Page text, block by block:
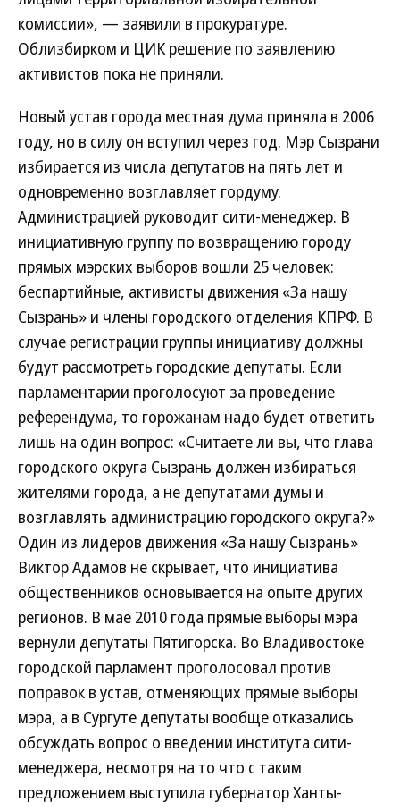
комиссии», — заявили в прокуратуре.
Облизбирком и ЦИК решение по заявлению
активистов пока не приняли.
Новый устав города местная дума приняла в 2006
году, но в силу он вступил через год. Мэр Сызрани
избирается из числа депутатов на пять лет и
одновременно возглавляет гордуму.
Администрацией руководит сити-менеджер. В
инициативную группу по возвращению городу
прямых мэрских выборов вошли 25 человек:
беспартийные, активисты движения «За нашу
Сызрань» и члены городского отделения КПРФ. В
случае регистрации группы инициативу должны
будут рассмотреть городские депутаты. Если
парламентарии проголосуют за проведение
референдума, то горожанам надо будет ответить
лишь на один вопрос: «Считаете ли вы, что глава
городского округа Сызрань должен избираться
жителями города, а не депутатами думы и
возглавлять администрацию городского округа?»
Один из лидеров движения «За нашу Сызрань»
Виктор Адамов не скрывает, что инициатива
общественников основывается на опыте других
регионов. В мае 2010 года прямые выборы мэра
вернули депутаты Пятигорска. Во Владивостоке
городской парламент проголосовал против
поправок в устав, отменяющих прямые выборы
мэра, а в Сургуте депутаты вообще отказались
обсуждать вопрос о введении института сити-
менеджера, несмотря на то что с таким
предложением выступила губернатор Ханты-